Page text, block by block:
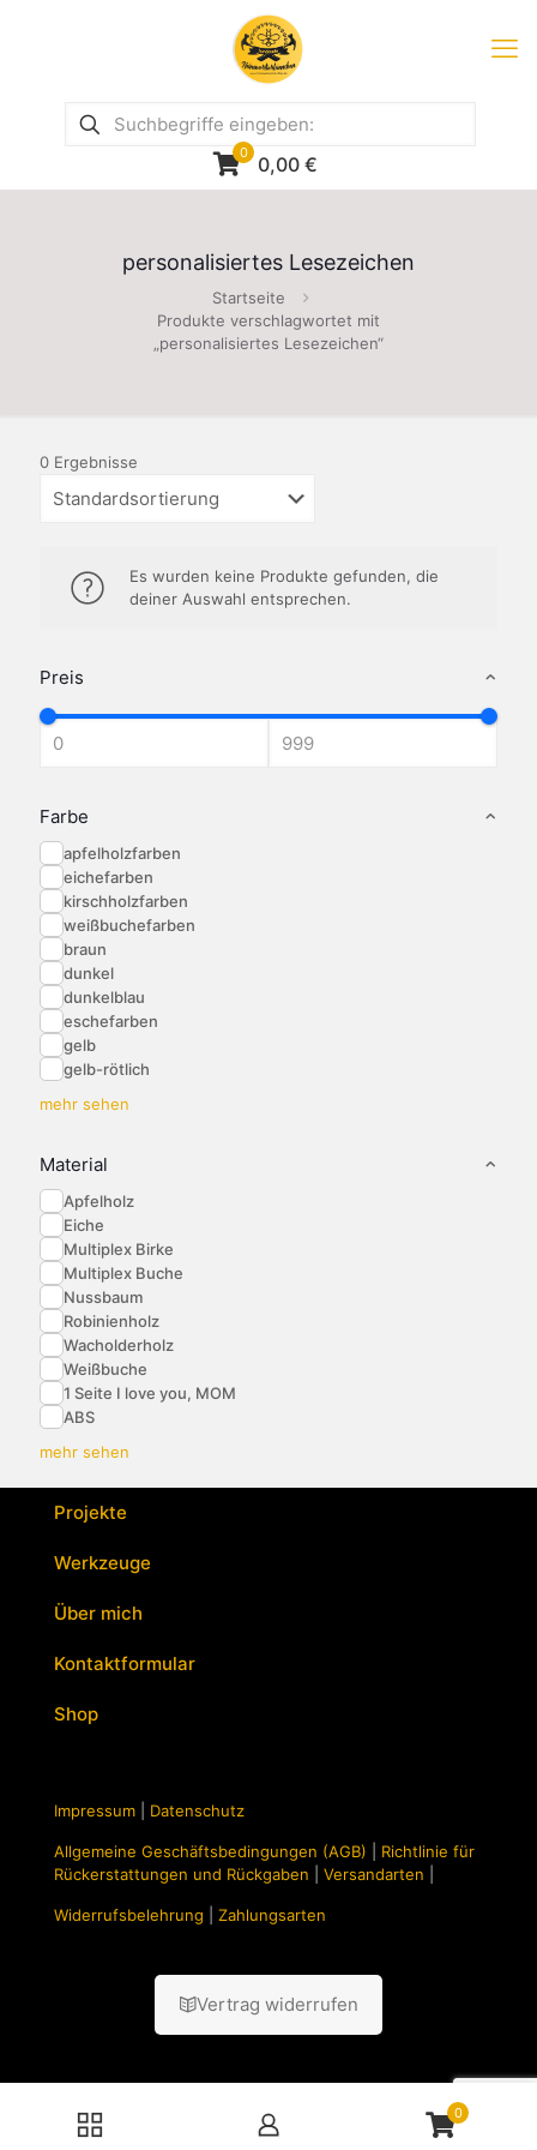
0 0,00 €
personalisiertes Lesezeichen
Startseite
Produkte verschlagwortet mit
„personalisiertes Lesezeichen“
Preis
Farbe
apfelholzfarben
eichefarben
kirschholzfarben
weißbuchefarben
braun
dunkel
dunkelblau
eschefarben
gelb
gelb-rötlich
mehr sehen
Material
Apfelholz
Eiche
Multiplex Birke
Multiplex Buche
Nussbaum
Robinienholz
Wacholderholz
Weißbuche
1 Seite I love you, MOM
ABS
mehr sehen
0 Ergebnisse
Es wurden keine Produkte gefunden, die
deiner Auswahl entsprechen.
Projekte
Werkzeuge
Über mich
Kontaktformular
Shop
Impressum Datenschutz
Allgemeine Geschäftsbedingungen (AGB)
Richtlinie für
Rückerstattungen und Rückgaben
Versandarten
Widerrufsbelehrung Zahlungsarten
Vertrag widerrufen
0